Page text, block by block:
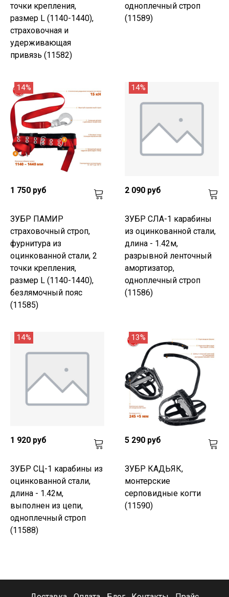
точки крепления,
размер L (1140-1440),
страховочная и
удерживающая
привязь (11582)
одноплечный строп
(11589)
14%
1 750 руб
ЗУБР ПАМИР
страховочный строп,
фурнитура из
оцинкованной стали, 2
точки крепления,
размер L (1140-1440),
безлямочный пояс
(11585)
14%
2 090 руб
ЗУБР СЛА-1 карабины
из оцинкованной стали,
длина - 1.42м,
разрывной ленточный
амортизатор,
одноплечный строп
(11586)
14%
1 920 руб
ЗУБР СЦ-1 карабины из
оцинкованной стали,
длина - 1.42м,
выполнен из цепи,
одноплечный строп
(11588)
13%
5 290 руб
ЗУБР КАДЬЯК,
монтерские
серповидные когти
(11590)